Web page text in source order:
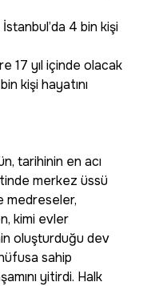
4 bin kişi
17 yıl içinde olacak
kişi hayatını
tarihinin en acı
merkez üssü
medreseler,
kimi evler
oluşturduğu dev
sahip
yitirdi. Halk